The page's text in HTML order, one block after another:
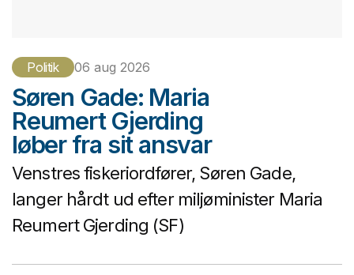
Politik 06 aug 2026
Søren Gade: Maria
Reumert Gjerding
løber fra sit ansvar
Venstres fiskeriordfører, Søren Gade,
langer hårdt ud efter miljøminister Maria
Reumert Gjerding (SF)